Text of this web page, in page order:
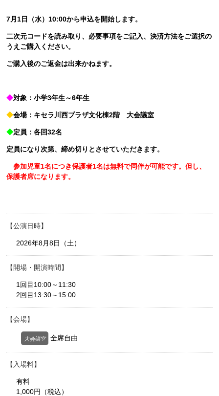
7月1日（水）10:00から申込を開始します。
二次元コードを読み取り、必要事項をご記入、決済方法をご選択の
うえご購入ください。
ご購入後のご返金は出来かねます。
◆対象：小学3年生～6年生
◆会場：キセラ川西プラザ文化棟2階 大会議室
◆定員：各回32名
定員になり次第、締め切りとさせていただきます。
参加児童1名につき保護者1名は無料で同伴が可能です。但し、
保護者席になります。
公演日時
2026年8月8日（土）
開場・開演時間
1回目10:00～11:30
2回目13:30～15:00
会場
大会議室 全席自由
入場料
有料
1,000円（税込）